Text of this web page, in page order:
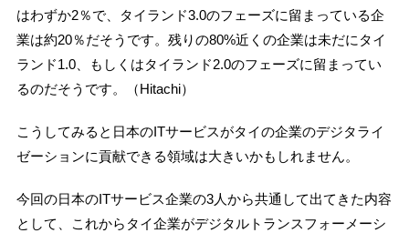
はわずか2％で、タイランド3.0のフェーズに留まっている企
業は約20％だそうです。残りの80%近くの企業は未だにタイ
ランド1.0、もしくはタイランド2.0のフェーズに留まってい
るのだそうです。（Hitachi）
こうしてみると日本のITサービスがタイの企業のデジタライ
ゼーションに貢献できる領域は大きいかもしれません。
今回の日本のITサービス企業の3人から共通して出てきた内容
として、これからタイ企業がデジタルトランスフォーメーシ